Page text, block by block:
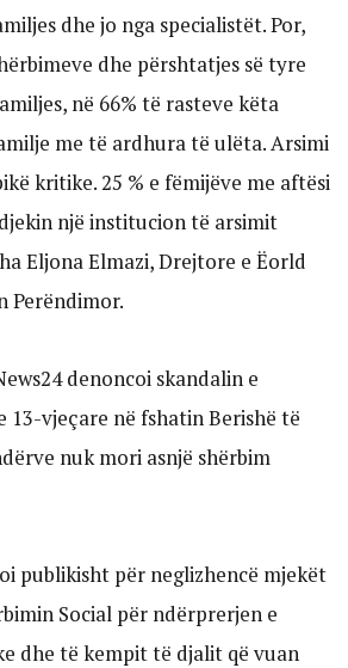
dhe jo nga specialistët. Por,
dhe përshtatjes së tyre
në 66% të rasteve këta
me të ardhura të ulëta. Arsimi
kritike. 25 % e fëmijëve me aftësi
një institucion të arsimit
Eljona Elmazi, Drejtore e Ëorld
Perëndimor.
denoncoi skandalin e
13-vjeçare në fshatin Berishë të
nuk mori asnjë shërbim
publikisht për neglizhencë mjekët
Social për ndërprerjen e
dhe të kempit të djalit që vuan